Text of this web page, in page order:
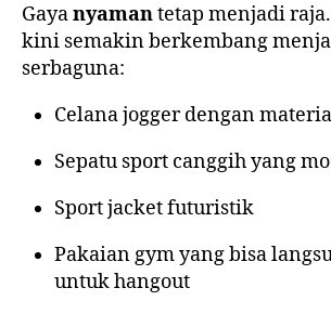
Gayanyamantetap menjadi
kini semakin berkembang
serbaguna:
Celana jogger dengan
Sepatu sport canggih yang
Sport jacket futuristik
Pakaian gym yang bisa
untuk hangout